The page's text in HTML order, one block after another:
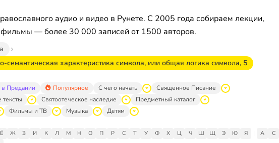
аудио и видео в Рунете. С 2005 года собираем лекции,
фильмы — более 30 000 записей от 1500 авторов.
характеристика символа, или общая логика символа, 5
Предании Популярное С чего начать
Священное Писание
Святоотеческое наследие
Предметный каталог
Фильмы и ТВ Музыка Детям
Ё Ж З И К Л М Н О П Р С Т У Ф Х Ц Ч Ш Щ Э Ю Я | A C